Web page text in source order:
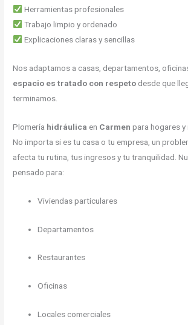
Herramientas profesionales
Trabajo limpio y ordenado
Explicaciones claras y sencillas
Nos adaptamos a casas, departamentos,
espacio es tratado con respeto desde que
terminamos.
Plomería hidráulica en Carmenpara hogares
No importa si es tu casa o tu empresa, un
afecta tu rutina, tus ingresos y tu tranquilidad.
pensado para:
Viviendas particulares
Departamentos
Restaurantes
Oficinas
Locales comerciales